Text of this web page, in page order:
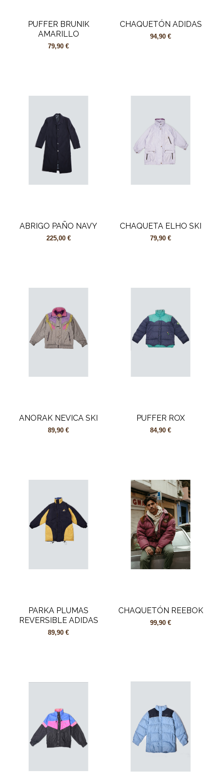
PUFFER BRUNIK
AMARILLO
79,90 €
CHAQUETÓN ADIDAS
94,90 €
ABRIGO PAÑO NAVY
225,00 €
CHAQUETA ELHO SKI
79,90 €
ANORAK NEVICA SKI
89,90 €
PUFFER ROX
84,90 €
PARKA PLUMAS
REVERSIBLE ADIDAS
89,90 €
CHAQUETÓN REEBOK
99,90 €